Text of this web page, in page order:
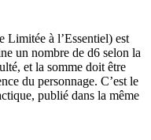
Limitée à l’Essentiel) est
un nombre de d6 selon la
et la somme doit être
du personnage. C’est le
publié dans la même